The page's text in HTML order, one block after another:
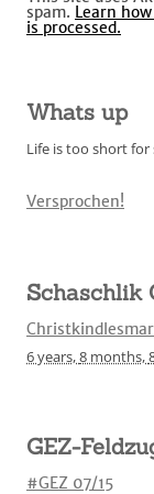
spam. Learn
is processed.
Whats up
Life is too short
Versprochen!
Schaschlik
6 years,8 months,
GEZ-
#GEZ 07/15